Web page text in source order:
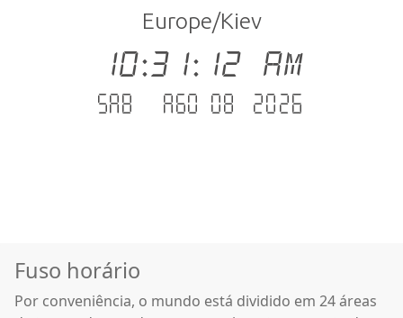
Europe/Kiev
10:31:12 AM
Sab - Ago 08 .2026
Fuso horário
Por conveniência, o mundo está dividido em 24 áreas